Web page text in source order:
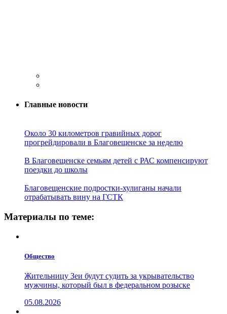
Главные новости
Около 30 километров гравийных дорог
прогрейдировали в Благовещенске за неделю
В Благовещенске семьям детей с РАС компенсируют
поездки до школы
Благовещенские подростки-хулиганы начали
отрабатывать вину на ГСТК
Материалы по теме:
Общество
Жительницу Зеи будут судить за укрывательство
мужчины, который был в федеральном розыске
05.08.2026